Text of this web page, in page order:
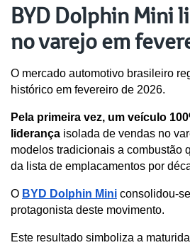
BYD Dolphin Mini
no varejo em
O mercado automotivo brasileiro
histórico em fevereiro de 2026.
Pela primeira vez, um veículo
liderança isolada de vendas no
modelos tradicionais a combustão
da lista de emplacamentos por
O BYD Dolphin Mini consolidou-
protagonista deste movimento.
Este resultado simboliza a